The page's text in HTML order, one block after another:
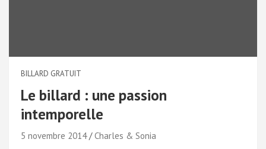
BILLARD GRATUIT
Le billard : une passion
intemporelle
5 novembre 2014
Charles & Sonia